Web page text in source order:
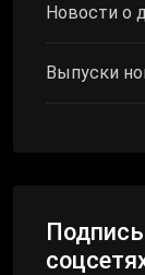
Новости о
Выпуски